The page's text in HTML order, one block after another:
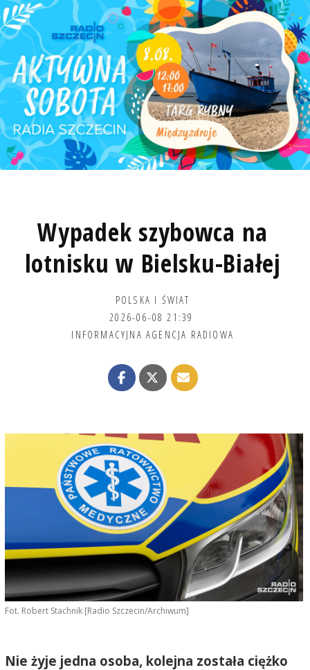
Wypadek szybowca na
lotnisku w Bielsku-Białej
POLSKA I ŚWIAT
2026-06-08 21:39
INFORMACYJNA AGENCJA RADIOWA
Fot. Robert Stachnik [Radio Szczecin/Archiwum]
Nie żyje jedna osoba, kolejna została ciężko